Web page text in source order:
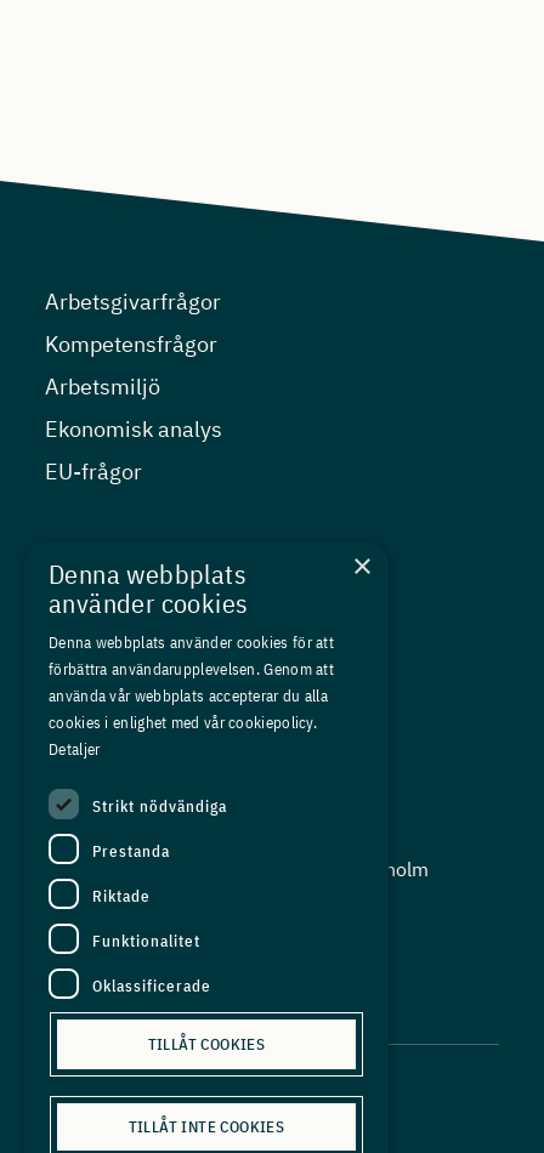
Arbetsgivarfrågor
Kompetensfrågor
Arbetsmiljö
Ekonomisk analys
EU-frågor
Kurser
Medlemskap
Om oss
Press
In English
Adress:
Storgatan 19, Box 5501, 114 85 Stockholm
Organisationsnummer:
556625 - 8389
E-post:
info@industriarbetsgivarna.se
×
Denna webbplats
använder cookies
Denna webbplats använder cookies för att
förbättra användarupplevelsen. Genom att
använda vår webbplats accepterar du alla
cookies i enlighet med vår cookiepolicy.
Detaljer
Strikt nödvändiga
Prestanda
Riktade
Funktionalitet
Oklassificerade
TILLÅT COOKIES
TILLÅT INTE COOKIES